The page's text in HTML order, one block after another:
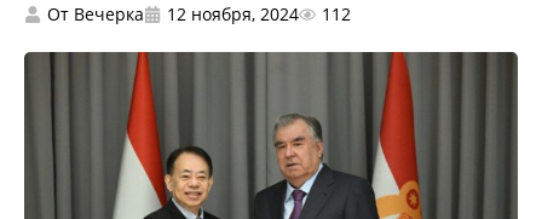
От Вечерка 12 ноября, 2024 112